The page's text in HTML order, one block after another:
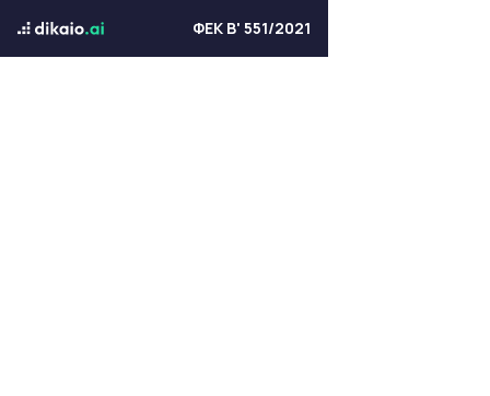
ΦΕΚ Β' 551/2021